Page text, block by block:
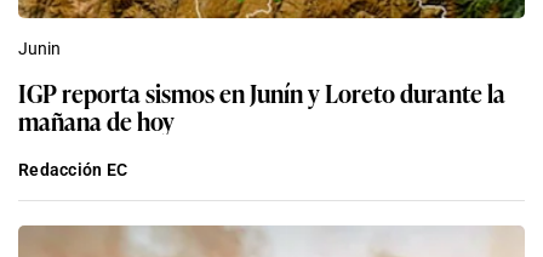
Junin
IGP reporta sismos en Junín y Loreto durante la
mañana de hoy
Redacción EC